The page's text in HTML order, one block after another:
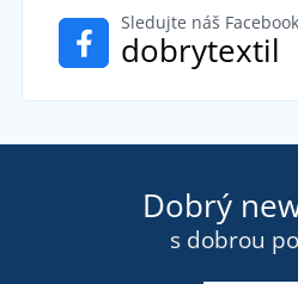
Sledujte náš Facebook
dobrytextil
Dobrý
s dobrou